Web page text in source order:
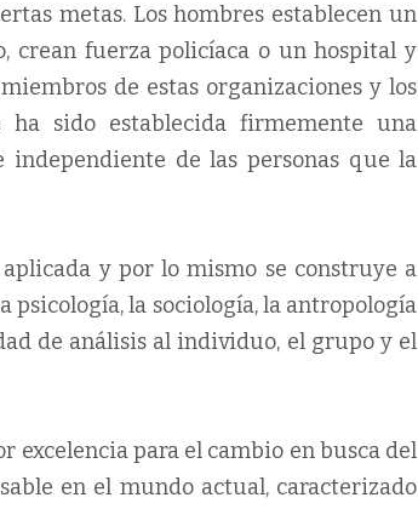
metas. Los hombres establecen un
crean fuerza policíaca o un hospital y
de estas organizaciones y los
sido establecida firmemente una
de las personas que la
y por lo mismo se construye a
psicología, la sociología, la antropología
de análisis al individuo, el grupo y el
excelencia para el cambio en busca del
en el mundo actual, caracterizado